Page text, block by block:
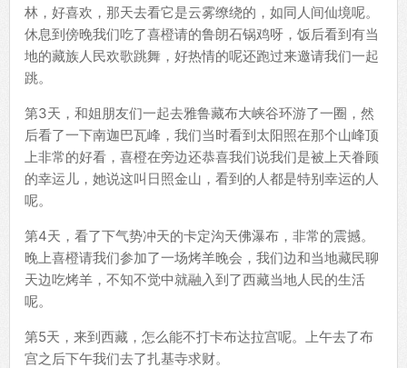
林，好喜欢，那天去看它是云雾缭绕的，如同人间仙境呢。
休息到傍晚我们吃了喜橙请的鲁朗石锅鸡呀，饭后看到有当
地的藏族人民欢歌跳舞，好热情的呢还跑过来邀请我们一起
跳。
第3天，和姐朋友们一起去雅鲁藏布大峡谷环游了一圈，然
后看了一下南迦巴瓦峰，我们当时看到太阳照在那个山峰顶
上非常的好看，喜橙在旁边还恭喜我们说我们是被上天眷顾
的幸运儿，她说这叫日照金山，看到的人都是特别幸运的人
呢。
第4天，看了下气势冲天的卡定沟天佛瀑布，非常的震撼。
晚上喜橙请我们参加了一场烤羊晚会，我们边和当地藏民聊
天边吃烤羊，不知不觉中就融入到了西藏当地人民的生活
呢。
第5天，来到西藏，怎么能不打卡布达拉宫呢。上午去了布
宫之后下午我们去了扎基寺求财。